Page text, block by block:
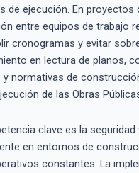
de ejecución. En proyectos
entre equipos de trabajo
cronogramas y evitar
en lectura de planos,
y normativas de
de las Obras
clave es la seguridad
en entornos de
constantes. La